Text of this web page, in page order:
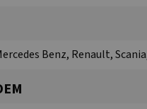
Benz, Renault,